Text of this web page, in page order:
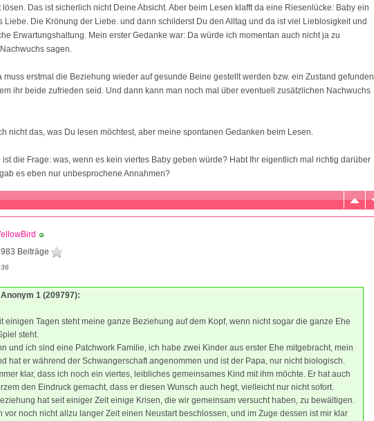
lösen. Das ist sicherlich nicht Deine Absicht. Aber beim Lesen klafft da eine Riesenlücke: Baby ein
Liebe. Die Krönung der Liebe. und dann schilderst Du den Alltag und da ist viel Lieblosigkeit und
Erwartungshaltung. Mein erster Gedanke war: Da würde ich momentan auch nicht ja zu
sagen.
muss erstmal die Beziehung wieder auf gesunde Beine gestellt werden bzw. ein Zustand gefunden
ihr beide zufrieden seid. Und dann kann man noch mal über eventuell zusätzlichen Nachwuchs
nicht das, was Du lesen möchtest, aber meine spontanen Gedanken beim Lesen.
ist die Frage: was, wenn es kein viertes Baby geben würde? Habt Ihr eigentlich mal richtig darüber
es eben nur unbesprochene Annahmen?
Beiträge
1 (209797):
einigen Tagen steht meine ganze Beziehung auf dem Kopf, wenn nicht sogar die ganze Ehe
steht.
und ich sind eine Patchwork Familie, ich habe zwei Kinder aus erster Ehe mitgebracht, mein
hat er während der Schwangerschaft angenommen und ist der Papa, nur nicht biologisch.
klar, dass ich noch ein viertes, leibliches gemeinsames Kind mit ihm möchte. Er hat auch
den Eindruck gemacht, dass er diesen Wunsch auch hegt, vielleicht nur nicht sofort.
hat seit einiger Zeit einige Krisen, die wir gemeinsam versucht haben, zu bewältigen.
vor noch nicht allzu langer Zeit einen Neustart beschlossen, und im Zuge dessen ist mir klar